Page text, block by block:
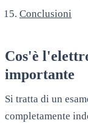
Conclusioni
Cos'è
importante
Si tratta di un
completamente